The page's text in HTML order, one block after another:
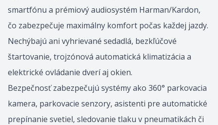
smartfónu a prémiový audiosystém Harman/Kardon,
čo zabezpečuje maximálny komfort počas každej jazdy.
Nechýbajú ani vyhrievané sedadlá, bezkľúčové
štartovanie, trojzónová automatická klimatizácia a
elektrické ovládanie dverí aj okien.
Bezpečnosť zabezpečujú systémy ako 360° parkovacia
kamera, parkovacie senzory, asistenti pre automatické
prepínanie svetiel, sledovanie tlaku v pneumatikách či